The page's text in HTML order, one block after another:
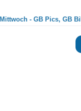
Mittwoch - GB Pics, GB